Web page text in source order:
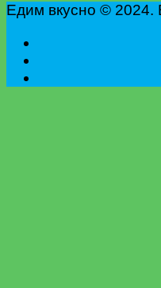
Едим вкусно ©